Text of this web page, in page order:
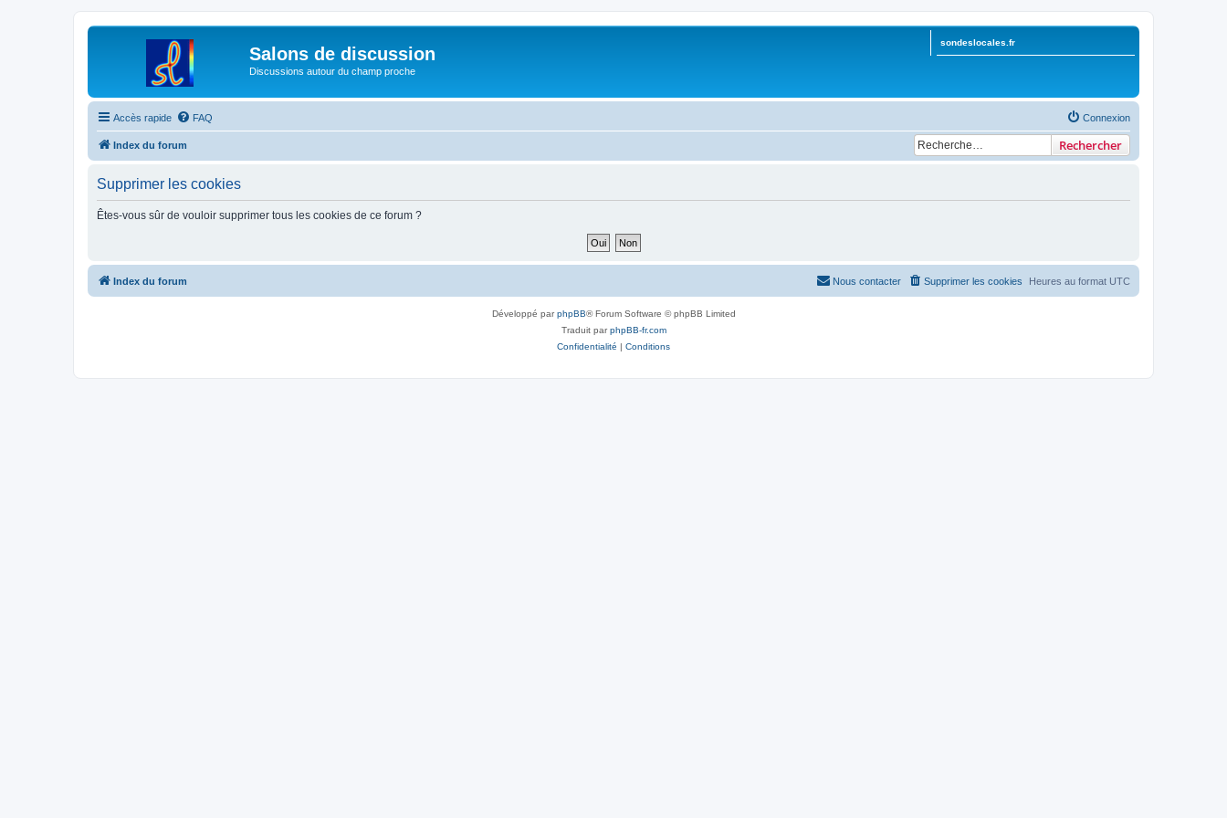
Salons de discussion
Discussions autour du champ proche
sondeslocales.fr
Accès rapide FAQ Connexion
Index du forum Rechercher
Supprimer les cookies
Êtes-vous sûr de vouloir supprimer tous les cookies de ce forum ?
Index du forum Heures au format UTC
Supprimer les cookies
Nous contacter
Développé parphpBB® Forum Software © phpBB Limited
Traduit parphpBB-fr.com
Confidentialité | Conditions